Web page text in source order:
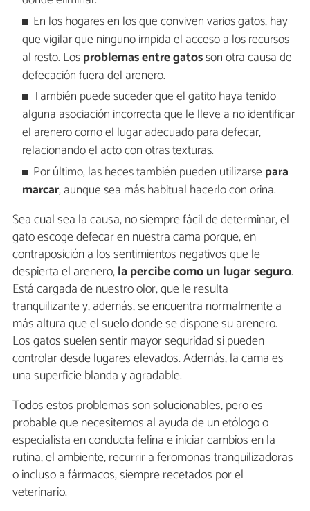
En los hogares en los que conviven varios gatos, hay
que vigilar que ninguno impida el acceso a los recursos
al resto. Losproblemas entre gatosson otra causa de
defecación fuera del arenero.
También puede suceder que el gatito haya tenido
alguna asociación incorrecta que le lleve a no identificar
el arenero como el lugar adecuado para defecar,
relacionando el acto con otras texturas.
Por último, las heces también pueden utilizarse para
marcar, aunque sea más habitual hacerlo con orina.
Sea cual sea la causa, no siempre fácil de determinar, el
gato escoge defecar en nuestra cama porque, en
contraposición a los sentimientos negativos que le
despierta el arenero,la percibe como un lugar seguro.
Está cargada de nuestro olor, que le resulta
tranquilizante y, además, se encuentra normalmente a
más altura que el suelo donde se dispone su arenero.
Los gatos suelen sentir mayor seguridad si pueden
controlar desde lugares elevados. Además, la cama es
una superficie blanda y agradable.
Todos estos problemas son solucionables, pero es
probable que necesitemos al ayuda de un etólogo o
especialista en conducta felina e iniciar cambios en la
rutina, el ambiente, recurrir a feromonas tranquilizadoras
o incluso a fármacos, siempre recetados por el
veterinario.